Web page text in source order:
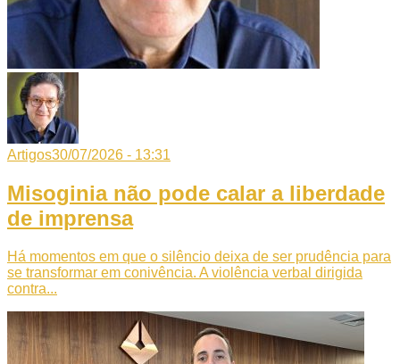
Artigos30/07/2026 - 13:31
Misoginia não pode calar a liberdade
de imprensa
Há momentos em que o silêncio deixa de ser prudência para
se transformar em conivência. A violência verbal dirigida
contra...